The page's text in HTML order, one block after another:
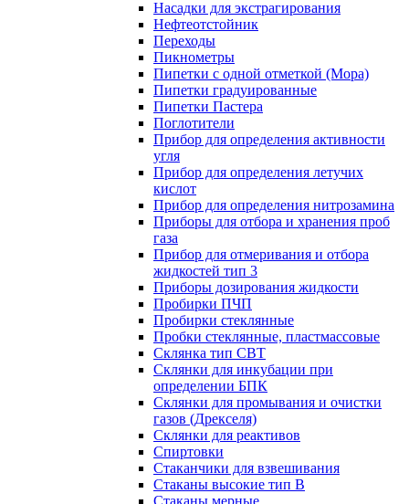
Насадки для экстрагирования
Нефтеотстойник
Переходы
Пикнометры
Пипетки с одной отметкой (Мора)
Пипетки градуированные
Пипетки Пастера
Поглотители
Прибор для определения активности
угля
Прибор для определения летучих
кислот
Прибор для определения нитрозамина
Приборы для отбора и хранения проб
газа
Прибор для отмеривания и отбора
жидкостей тип 3
Приборы дозирования жидкости
Пробирки ПЧП
Пробирки стеклянные
Пробки стеклянные, пластмассовые
Склянка тип СВТ
Склянки для инкубации при
определении БПК
Склянки для промывания и очистки
газов (Дрекселя)
Склянки для реактивов
Спиртовки
Стаканчики для взвешивания
Стаканы высокие тип В
Стаканы мерные